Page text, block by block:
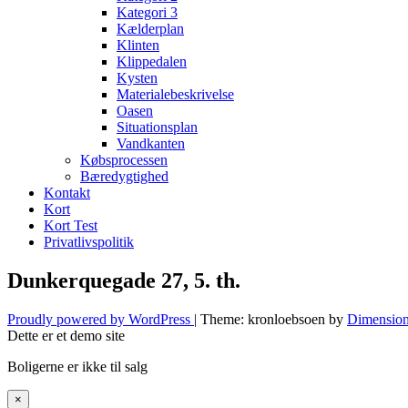
Kategori 3
Kælderplan
Klinten
Klippedalen
Kysten
Materialebeskrivelse
Oasen
Situationsplan
Vandkanten
Købsprocessen
Bæredygtighed
Kontakt
Kort
Kort Test
Privatlivspolitik
Dunkerquegade 27, 5. th.
Proudly powered by WordPress | Theme: kronloebsoen by
Dette er et demo site
Boligerne er ikke til salg
×